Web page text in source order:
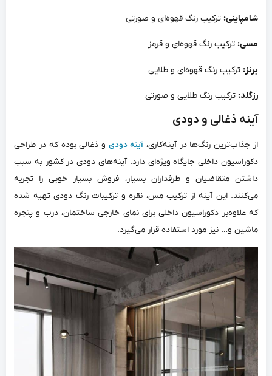
شامپاینی: ترکیب رنگ قهوه‌ای و صورتی
مسی: ترکیب رنگ قهوه‌ای و قرمز
برنز: ترکیب رنگ قهوه‌ای و طلایی
رزگلد: ترکیب رنگ طلایی و صورتی
آینه ذغالی و دودی
از جذاب‌ترین رنگ‌ها در آینه‌کاری،آینه دودی و ذغالی بوده که در طراحی
دکوراسیون داخلی جایگاه ویژه‌ای دارد. آینه‌های دودی در کشور به سبب
داشتن متقاضیان و طرفداران بسیار، فروش بسیار خوبی را تجربه
می‌کنند. این آینه از ترکیب مس، نقره و ترکیبات رنگ دودی تهیه شده
که علاوه‌بر دکوراسیون داخلی برای نمای خارجی ساختمان، درب و پنجره
ماشین و… نیز مورد استفاده قرار می‌گیرد.